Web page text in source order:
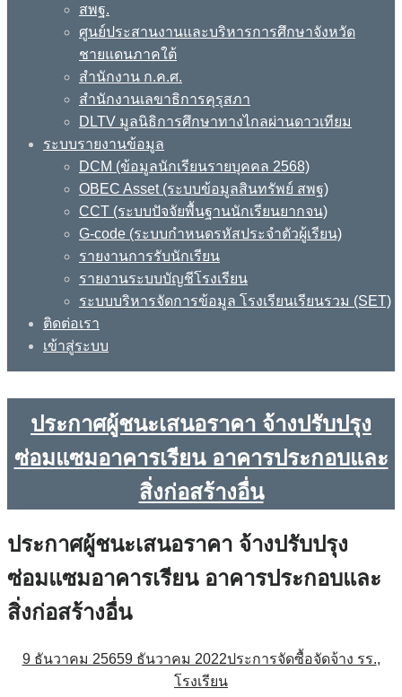
สพฐ.
ศูนย์ประสานงานและบริหารการศึกษาจังหวัด
ชายแดนภาคใต้
สำนักงาน ก.ค.ศ.
สำนักงานเลขาธิการคุรุสภา
DLTV มูลนิธิการศึกษาทางไกลผ่านดาวเทียม
ระบบรายงานข้อมูล
DCM (ข้อมูลนักเรียนรายบุคคล 2568)
OBEC Asset (ระบบข้อมูลสินทรัพย์ สพฐ)
CCT (ระบบปัจจัยพื้นฐานนักเรียนยากจน)
G-code (ระบบกำหนดรหัสประจำตัวผู้เรียน)
รายงานการรับนักเรียน
รายงานระบบบัญชีโรงเรียน
ระบบบริหารจัดการข้อมูล โรงเรียนเรียนรวม (SET)
ติดต่อเรา
เข้าสู่ระบบ
ประกาศผู้ชนะเสนอราคา จ้างปรับปรุง
ซ่อมแซมอาคารเรียน อาคารประกอบและ
สิ่งก่อสร้างอื่น
ประกาศผู้ชนะเสนอราคา จ้างปรับปรุง
ซ่อมแซมอาคารเรียน อาคารประกอบและ
สิ่งก่อสร้างอื่น
9 ธันวาคม 25659 ธันวาคม 2022ประการจัดซื้อจัดจ้าง รร.,
โรงเรียน